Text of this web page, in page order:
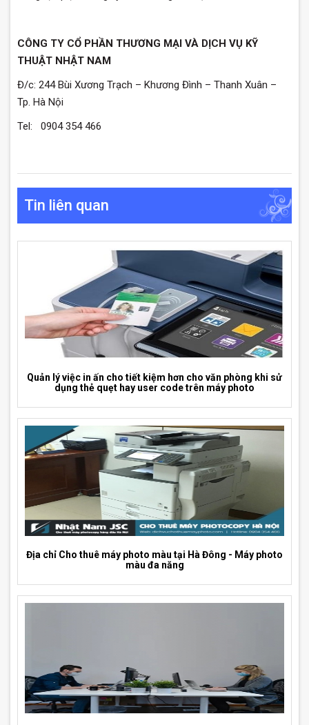
CÔNG TY CỔ PHẦN THƯƠNG MẠI VÀ DỊCH VỤ KỸ
THUẬT NHẬT NAM
Đ/c: 244 Bùi Xương Trạch – Khương Đình – Thanh Xuân –
Tp. Hà Nội
Tel: 0904 354 466
Tin liên quan
Quản lý việc in ấn cho tiết kiệm hơn cho văn phòng khi sử
dụng thẻ quẹt hay user code trên máy photo
Địa chỉ Cho thuê máy photo màu tại Hà Đông - Máy photo
màu đa năng